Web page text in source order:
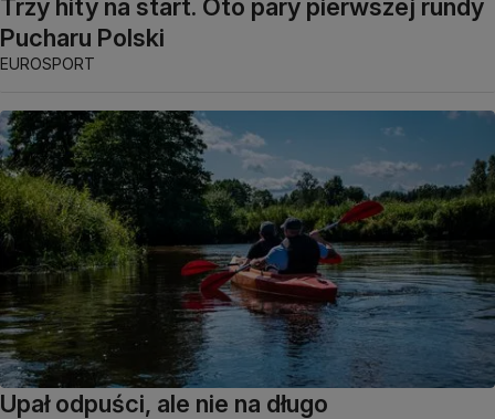
Trzy hity na start. Oto pary pierwszej rundy
Pucharu Polski
EUROSPORT
Upał odpuści, ale nie na długo